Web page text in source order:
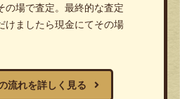
の場で査定。最終的な査定
けましたら現金にてその場
流れを詳しく見る